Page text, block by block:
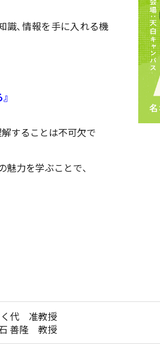
識、情報を手に入れる機
することは不可欠で
力を学ぶことで、
く代 准教授
善隆 教授